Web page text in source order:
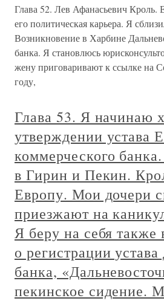
Глава 52. Лев Афанасьевич Кроль.
его политическая карьера. Я
Возникновение в Харбине
банка. Я становлюсь
жену приговаривают к ссылке на
году,
Глава 53. Я начинаю
утверждении устава
коммерческого
в Гирин и Пекин.
Европу. Мои дочери
приезжают на
Я беру на себя также
о регистрации устава
банка,
пекинское сидение. М